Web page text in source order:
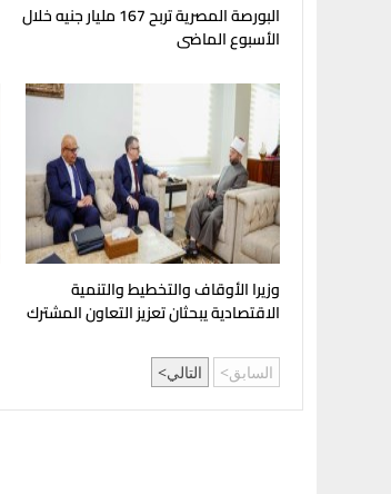
البورصة المصرية تربح 167 مليار جنيه خلال
الأسبوع الماضى
وزيرا الأوقاف والتخطيط والتنمية
الاقتصادية يبحثان تعزيز التعاون المشترك
السابق التالي